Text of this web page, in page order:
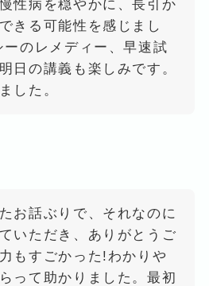
性病を穏やかに、長引か
きる可能性を感じまし
のレメディー、早速試
日の講義も楽しみです。
した。
お話ぶりで、それなのに
いただき、ありがとうご
もすごかった!わかりや
って助かりました。最初